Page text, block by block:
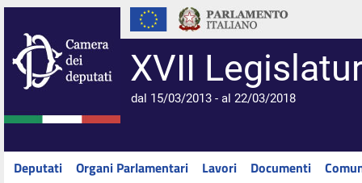
XVII
dal 15/03/2013 - al 22/03/2018
Deputati Organi Parlamentari Lavori Documenti